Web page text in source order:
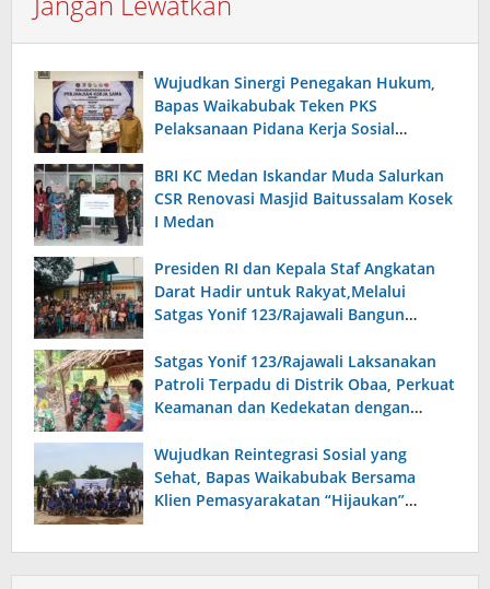
Wujudkan Sinergi Penegakan Hukum,
Bapas Waikabubak Teken PKS
Pelaksanaan Pidana Kerja Sosial
BRI KC Medan Iskandar Muda Salurkan
CSR Renovasi Masjid Baitussalam Kosek
I Medan
Presiden RI dan Kepala Staf Angkatan
Darat Hadir untuk Rakyat,Melalui
Satgas Yonif 123/Rajawali Bangun
Satgas Yonif 123/Rajawali Laksanakan
Patroli Terpadu di Distrik Obaa, Perkuat
Keamanan dan Kedekatan dengan
Wujudkan Reintegrasi Sosial yang
Sehat, Bapas Waikabubak Bersama
Klien Pemasyarakatan “Hijaukan”